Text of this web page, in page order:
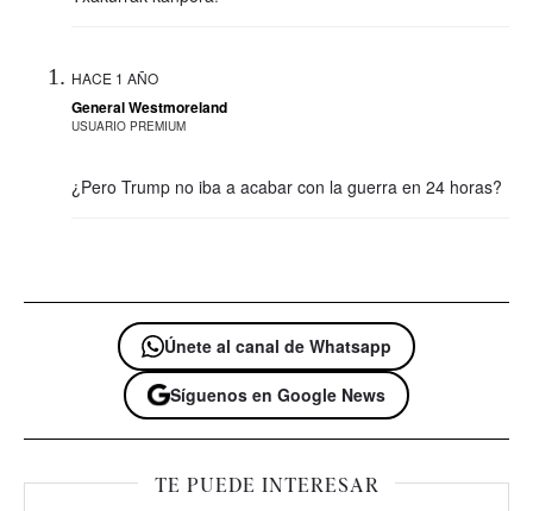
HACE 1 AÑO
General Westmoreland
USUARIO PREMIUM
¿Pero Trump no iba a acabar con la guerra en 24 horas?
Únete al canal de Whatsapp
Síguenos en Google News
TE PUEDE INTERESAR